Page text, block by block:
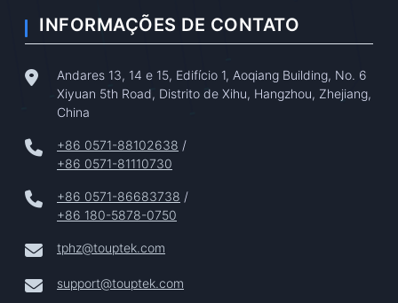
INFORMAÇÕES DE CONTATO
Andares 13, 14 e 15, Edifício 1, Aoqiang Building, No. 6
Xiyuan 5th Road, Distrito de Xihu, Hangzhou, Zhejiang,
China
+86 0571-88102638 /
+86 0571-81110730
+86 0571-86683738 /
+86 180-5878-0750
tphz@touptek.com
support@touptek.com